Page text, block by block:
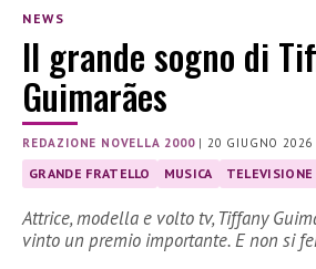
NEWS
Il grande sogno di
Guimarães
REDAZIONE NOVELLA 2000|20 GIUGNO 2026
GRANDE FRATELLO MUSICA TELEVISIONE
Attrice, modella e volto tv, Tiffany
vinto un premio importante. E non si